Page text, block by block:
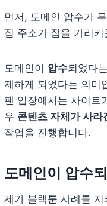
먼저, 도메인 압수가
집 주소가 집을 가리
도메인이 압수되었다
제하게 되었다는 의미
팬 입장에서는 사이트
우 콘텐츠 자체가 사라
작업을 진행합니다.
도메인이 압수
제가 블랙툰 사례를